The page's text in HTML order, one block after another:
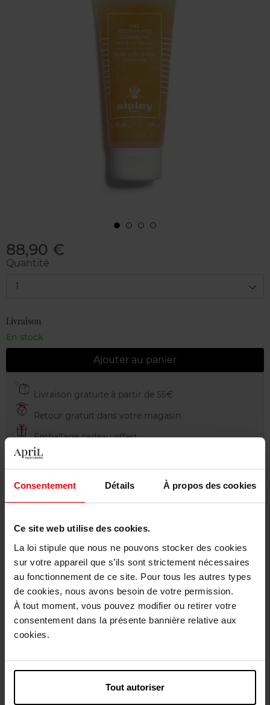
Consentement Détails À propos des cookies
Ce site web utilise des cookies.
La loi stipule que nous ne pouvons stocker des cookies
sur votre appareil que s’ils sont strictement nécessaires
au fonctionnement de ce site. Pour tous les autres types
de cookies, nous avons besoin de votre permission.
À tout moment, vous pouvez modifier ou retirer votre
consentement dans la présente bannière relative aux
cookies.
Tout autoriser
88,90 €
Quantité
1
Livraison
En stock
Ajouter au panier
Livraison gratuite à partir de 55€
Retour gratuit dans votre magasin
Emballage cadeau offert
Description
Conseil d'utilisation
Caractéristiques
Avis client
Vous aimerez peut-être